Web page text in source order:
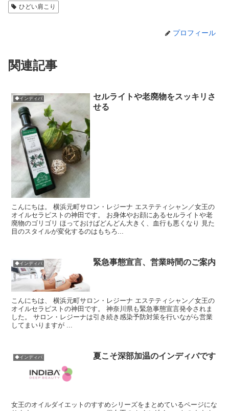
ひどい肩こり
プロフィール
関連記事
◆インディバ
セルライトや老廃物をスッキリさ
せる
こんにちは。 横浜元町サロン・レジーナ エステティシャン／女王の
オイルセラピストの神田です。 お身体やお顔にあるセルライトや老
廃物のゴリゴリ ほっておけばどんどん大きく、血行も悪くなり 見た
目のスタイルが変化するのはもちろ...
◆インディバ 緊急事態宣言、営業時間のご案内
こんにちは、 横浜元町サロン・レジーナ エステティシャン／女王の
オイルセラピストの神田です。 神奈川県も緊急事態宣言発令されま
した。 サロン・レジーナは引き続き感染予防対策を行いながら営業
してまいりますが ...
◆インディバ 夏こそ深部加温のインディバです
女王のオイルダイエットのすすめシリーズをまとめているページにな